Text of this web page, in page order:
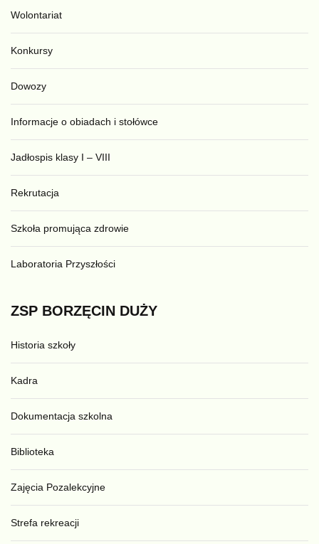
Wolontariat
Konkursy
Dowozy
Informacje o obiadach i stołówce
Jadłospis klasy I – VIII
Rekrutacja
Szkoła promująca zdrowie
Laboratoria Przyszłości
ZSP BORZĘCIN DUŻY
Historia szkoły
Kadra
Dokumentacja szkolna
Biblioteka
Zajęcia Pozalekcyjne
Strefa rekreacji